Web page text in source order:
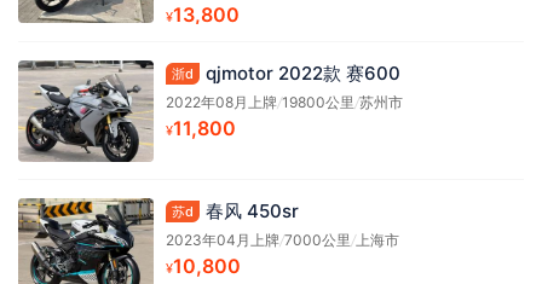
¥13,800
浙d qjmotor 2022款 赛600
2022年08月上牌/19800公里/苏州市
¥11,800
苏d 春风 450sr
2023年04月上牌/7000公里/上海市
¥10,800